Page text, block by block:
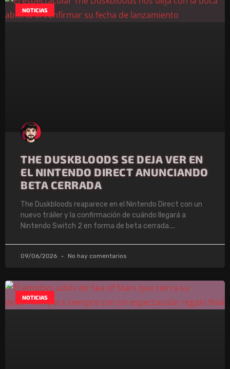
NOTICIAS
THE DUSKBLOODS SE DEJA VER EN
EL NINTENDO DIRECT ANUNCIANDO
BETA CERRADA
The Duskbloods reaparece en el Nintendo Direct con un
nuevo tráiler y la confirmación de cuándo llegará a
Nintendo Switch 2 en forma de beta cerrada.
09/06/2026 No hay comentarios
NOTICIAS